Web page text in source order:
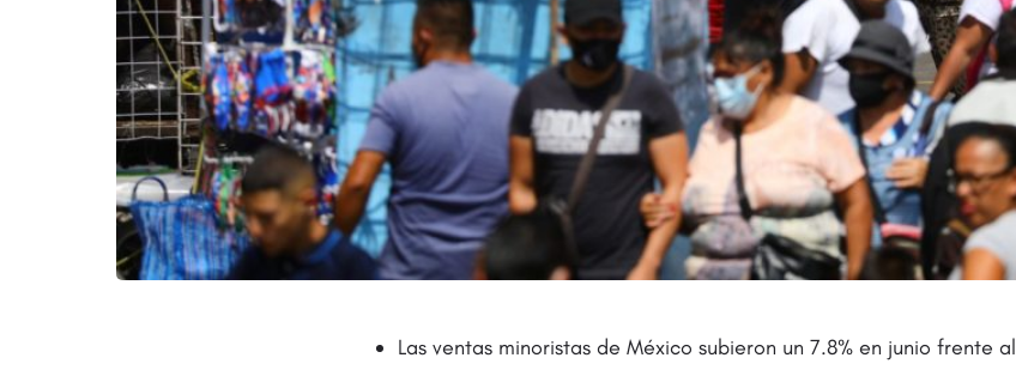
Las ventas minoristas de México subieron un 7.8% en junio frente al